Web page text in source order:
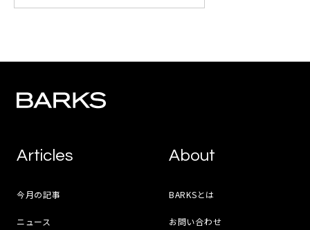
Articles
今月の記事
ニュース
About
BARKSとは
お問い合わせ